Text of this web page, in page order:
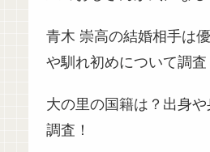
青木 崇高の結婚相手は
や馴れ初めについて調査
大の里の国籍は？出身
調査！